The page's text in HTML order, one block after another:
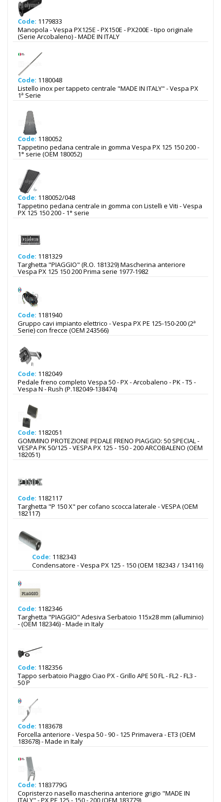
Code: 1179833
Manopola - Vespa PX125E - PX150E - PX200E - tipo originale
(Serie Arcobaleno) - MADE IN ITALY
Code: 1180048
Listello inox per tappeto centrale "MADE IN ITALY" - Vespa PX
1ª Serie
Code: 1180052
Tappetino pedana centrale in gomma Vespa PX 125 150 200 -
1° serie (OEM 180052)
Code: 1180052/048
Tappetino pedana centrale in gomma con Listelli e Viti - Vespa
PX 125 150 200 - 1° serie
Code: 1181329
Targhetta "PIAGGIO" (R.O. 181329) Mascherina anteriore
Vespa PX 125 150 200 Prima serie 1977-1982
Code: 1181940
Gruppo cavi impianto elettrico - Vespa PX PE 125-150-200 (2ª
Serie) con frecce (OEM 243566)
Code: 1182049
Pedale freno completo Vespa 50 - PX - Arcobaleno - PK - T5 -
Vespa N - Rush (P.182049-138474)
Code: 1182051
GOMMINO PROTEZIONE PEDALE FRENO PIAGGIO: 50 SPECIAL -
VESPA PK 50/125 - VESPA PX 125 - 150 - 200 ARCOBALENO (OEM
182051)
Code: 1182117
Targhetta "P 150 X" per cofano scocca laterale - VESPA (OEM
182117)
Code: 1182343
Condensatore - Vespa PX 125 - 150 (OEM 182343 / 134116)
Code: 1182346
Targhetta "PIAGGIO" Adesiva Serbatoio 115x28 mm (alluminio)
- (OEM 182346) - Made in Italy
Code: 1182356
Tappo serbatoio Piaggio Ciao PX - Grillo APE 50 FL - FL2 - FL3 -
50 P
Code: 1183678
Forcella anteriore - Vespa 50 - 90 - 125 Primavera - ET3 (OEM
183678) - Made in Italy
Code: 1183779G
Copristerzo nasello mascherina anteriore grigio "MADE IN
ITALY" - PX PE 125 - 150 - 200 (OEM 183779)